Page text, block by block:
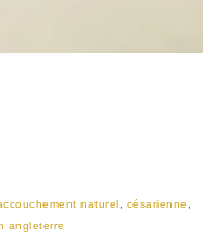
naturel césarienne
angleterre